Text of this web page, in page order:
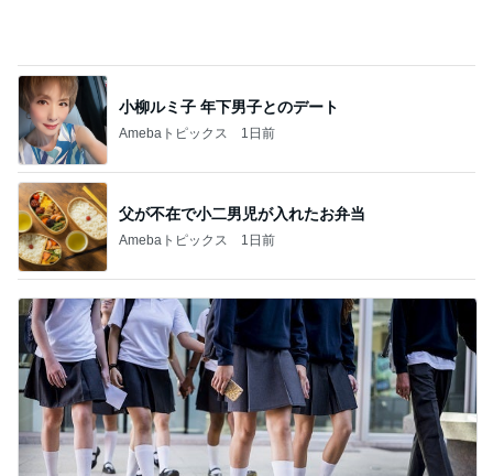
父が不在で小二男児が入れたお弁当
Amebaトピックス 1日前
塾での初めての訳が分からないテスト